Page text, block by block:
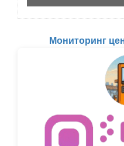
Мониторинг